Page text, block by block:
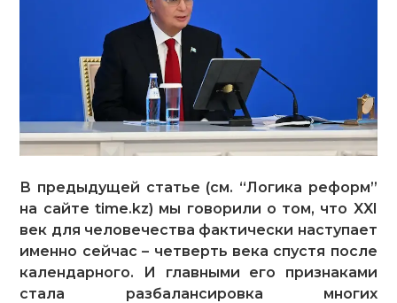
В предыдущей статье (см. “Логика реформ”
на сайте time.kz) мы говорили о том, что XXI
век для человечества фактически наступает
именно сейчас – четверть века спустя после
календарного. И главными его признаками
стала разбалансировка многих